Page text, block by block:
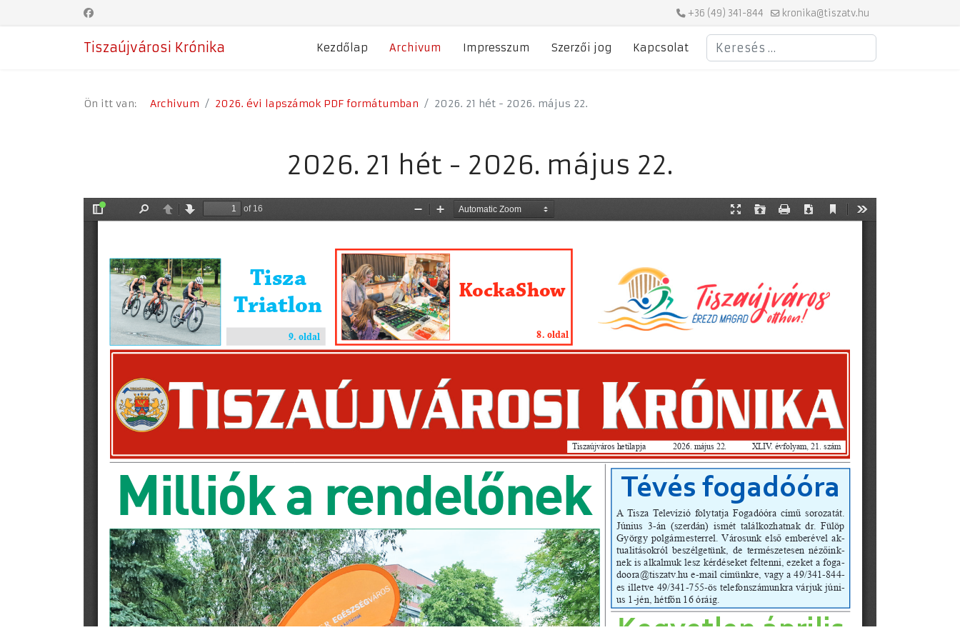
+36 (49) 341-844 kronika@tiszatv.hu
Tiszaújvárosi Krónika Kezdőlap Archivum Impresszum Szerzői jog Kapcsolat
Keresés
Ön itt van: Archivum 2026. évi lapszámok PDF formátumban 2026. 21 hét - 2026. május 22.
2026. 21 hét - 2026. május 22.